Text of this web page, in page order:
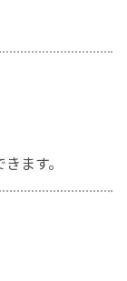
ます。